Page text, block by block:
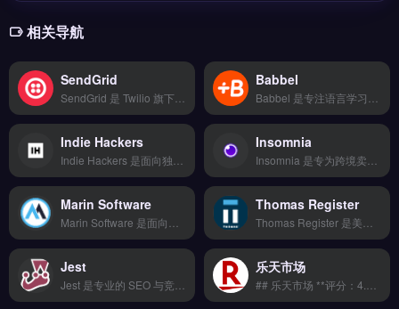
相关导航
SendGrid Babbel
Indie Hackers Insomnia
Marin Software Thomas Register
Jest 乐天市场